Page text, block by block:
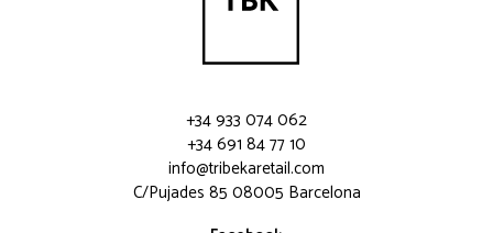
+34 933 074 062
+34 691 84 77 10
info@tribekaretail.com
C/Pujades 85 08005 Barcelona